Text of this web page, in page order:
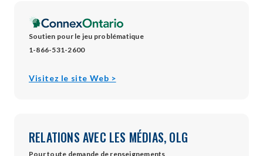
Soutien pour le jeu problématique
1-866-531-2600
Visitez le site Web >opens
RELATIONS AVEC LES MÉDIAS, OLG
Pour toute demande de renseignements